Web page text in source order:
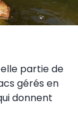
partie de
gérés en
donnent